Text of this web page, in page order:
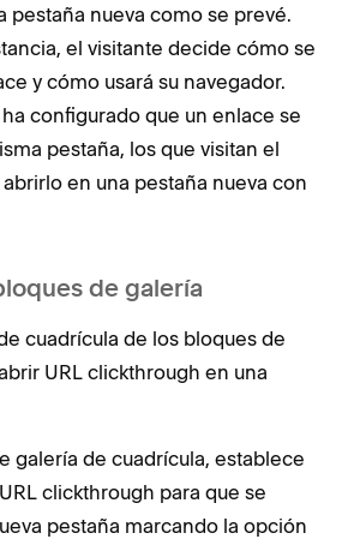
pestaña nueva como se prevé.
el visitante decide cómo se
y cómo usará su navegador.
configurado que un enlace se
pestaña, los que visitan el
en una pestaña nueva con
de galería
cuadrícula de los bloques de
URL clickthrough en una
galería de cuadrícula, establece
clickthrough para que se
pestaña marcando la opción